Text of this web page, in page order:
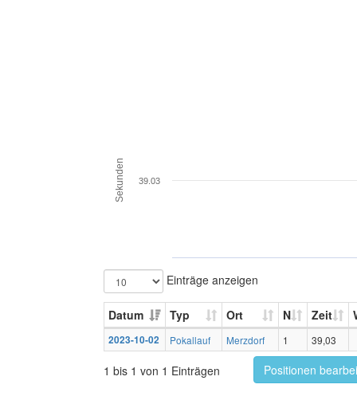
Sekunden 39.03
Einträge anzeigen
Datum Typ Ort N Zeit
2023-10-02 Pokallauf Merzdorf 1 39,03
1 bis 1 von 1 Einträgen Positionen